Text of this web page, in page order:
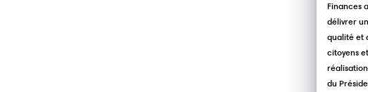
Finances
délivrer
qualité et
citoyens
du